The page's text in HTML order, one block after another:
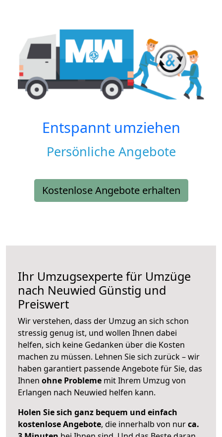
Entspannt umziehen
Persönliche Angebote
Kostenlose Angebote erhalten
Ihr Umzugsexperte für Umzüge
nach Neuwied Günstig und
Preiswert
Wir verstehen, dass der Umzug an sich schon
stressig genug ist, und wollen Ihnen dabei
helfen, sich keine Gedanken über die Kosten
machen zu müssen. Lehnen Sie sich zurück – wir
haben garantiert passende Angebote für Sie, das
Ihnen ohne Probleme mit Ihrem Umzug von
Erlangen nach Neuwied helfen kann.
Holen Sie sich ganz bequem und einfach
kostenlose Angebote, die innerhalb von nurca.